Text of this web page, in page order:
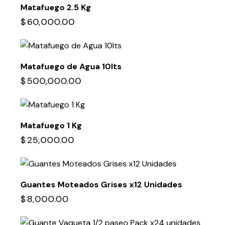
Matafuego 2.5 Kg
$60,000.00
Matafuego de Agua 10lts
$500,000.00
Matafuego 1 Kg
$25,000.00
Guantes Moteados Grises x12 Unidades
$8,000.00